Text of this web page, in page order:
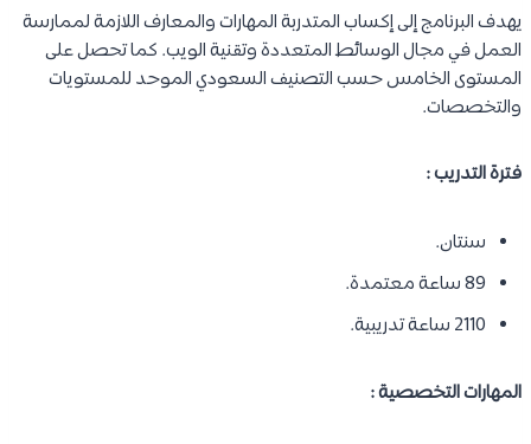
يهدف البرنامج إلى إكساب المتدربة المهارات والمعارف اللازمة لممارسة
العمل في مجال الوسائط المتعددة وتقنية الويب. كما تحصل على
المستوى الخامس حسب التصنيف السعودي الموحد للمستويات
والتخصصات.
فترة التدريب :
سنتان.
89 ساعة معتمدة.
2110 ساعة تدريبية.
المهارات التخصصية :